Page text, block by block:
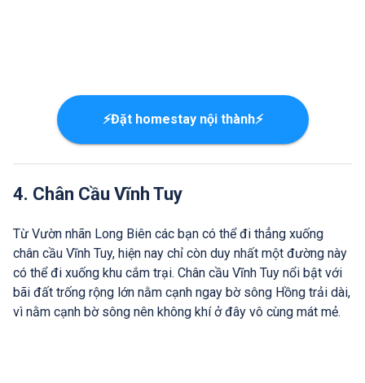
⚡Đặt homestay nội thành⚡
4. Chân Cầu Vĩnh Tuy
Từ Vườn nhãn Long Biên các bạn có thể đi thẳng xuống
chân cầu Vĩnh Tuy, hiện nay chỉ còn duy nhất một đường này
có thể đi xuống khu cắm trại. Chân cầu Vĩnh Tuy nổi bật với
bãi đất trống rộng lớn nằm cạnh ngay bờ sông Hồng trải dài,
vì nằm cạnh bờ sông nên không khí ở đây vô cùng mát mẻ.